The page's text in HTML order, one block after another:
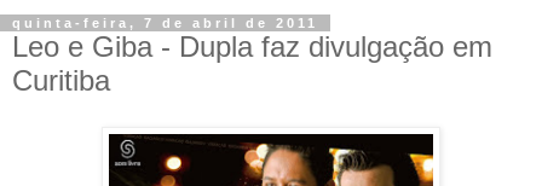
quinta-feira, 7 de abril de 2011
Leo e Giba - Dupla faz divulgação em
Curitiba